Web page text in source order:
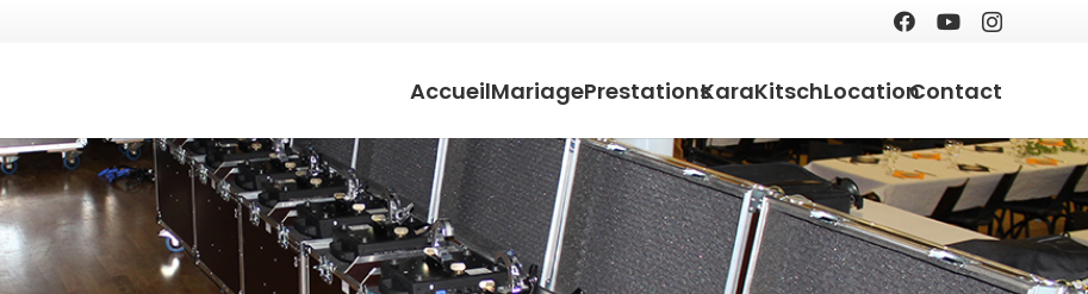
AccueilMariagePrestationsKaraKitschLocationContact